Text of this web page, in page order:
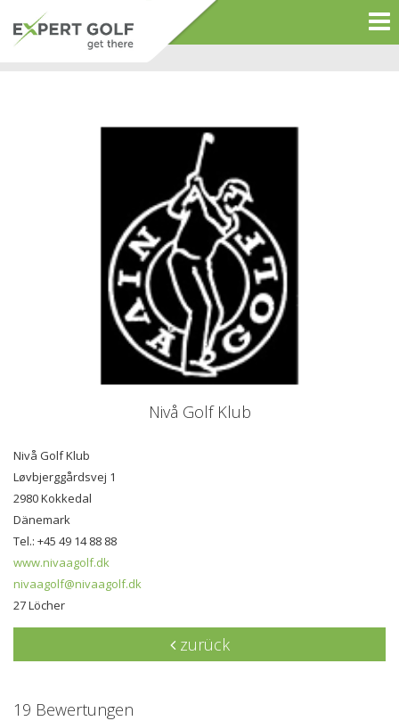
Nivå Golf Klub
Nivå Golf Klub
Løvbjerggårdsvej 1
2980 Kokkedal
Dänemark
Tel.: +45 49 14 88 88
www.nivaagolf.dk
nivaagolf@nivaagolf.dk
27 Löcher
zurück
19 Bewertungen